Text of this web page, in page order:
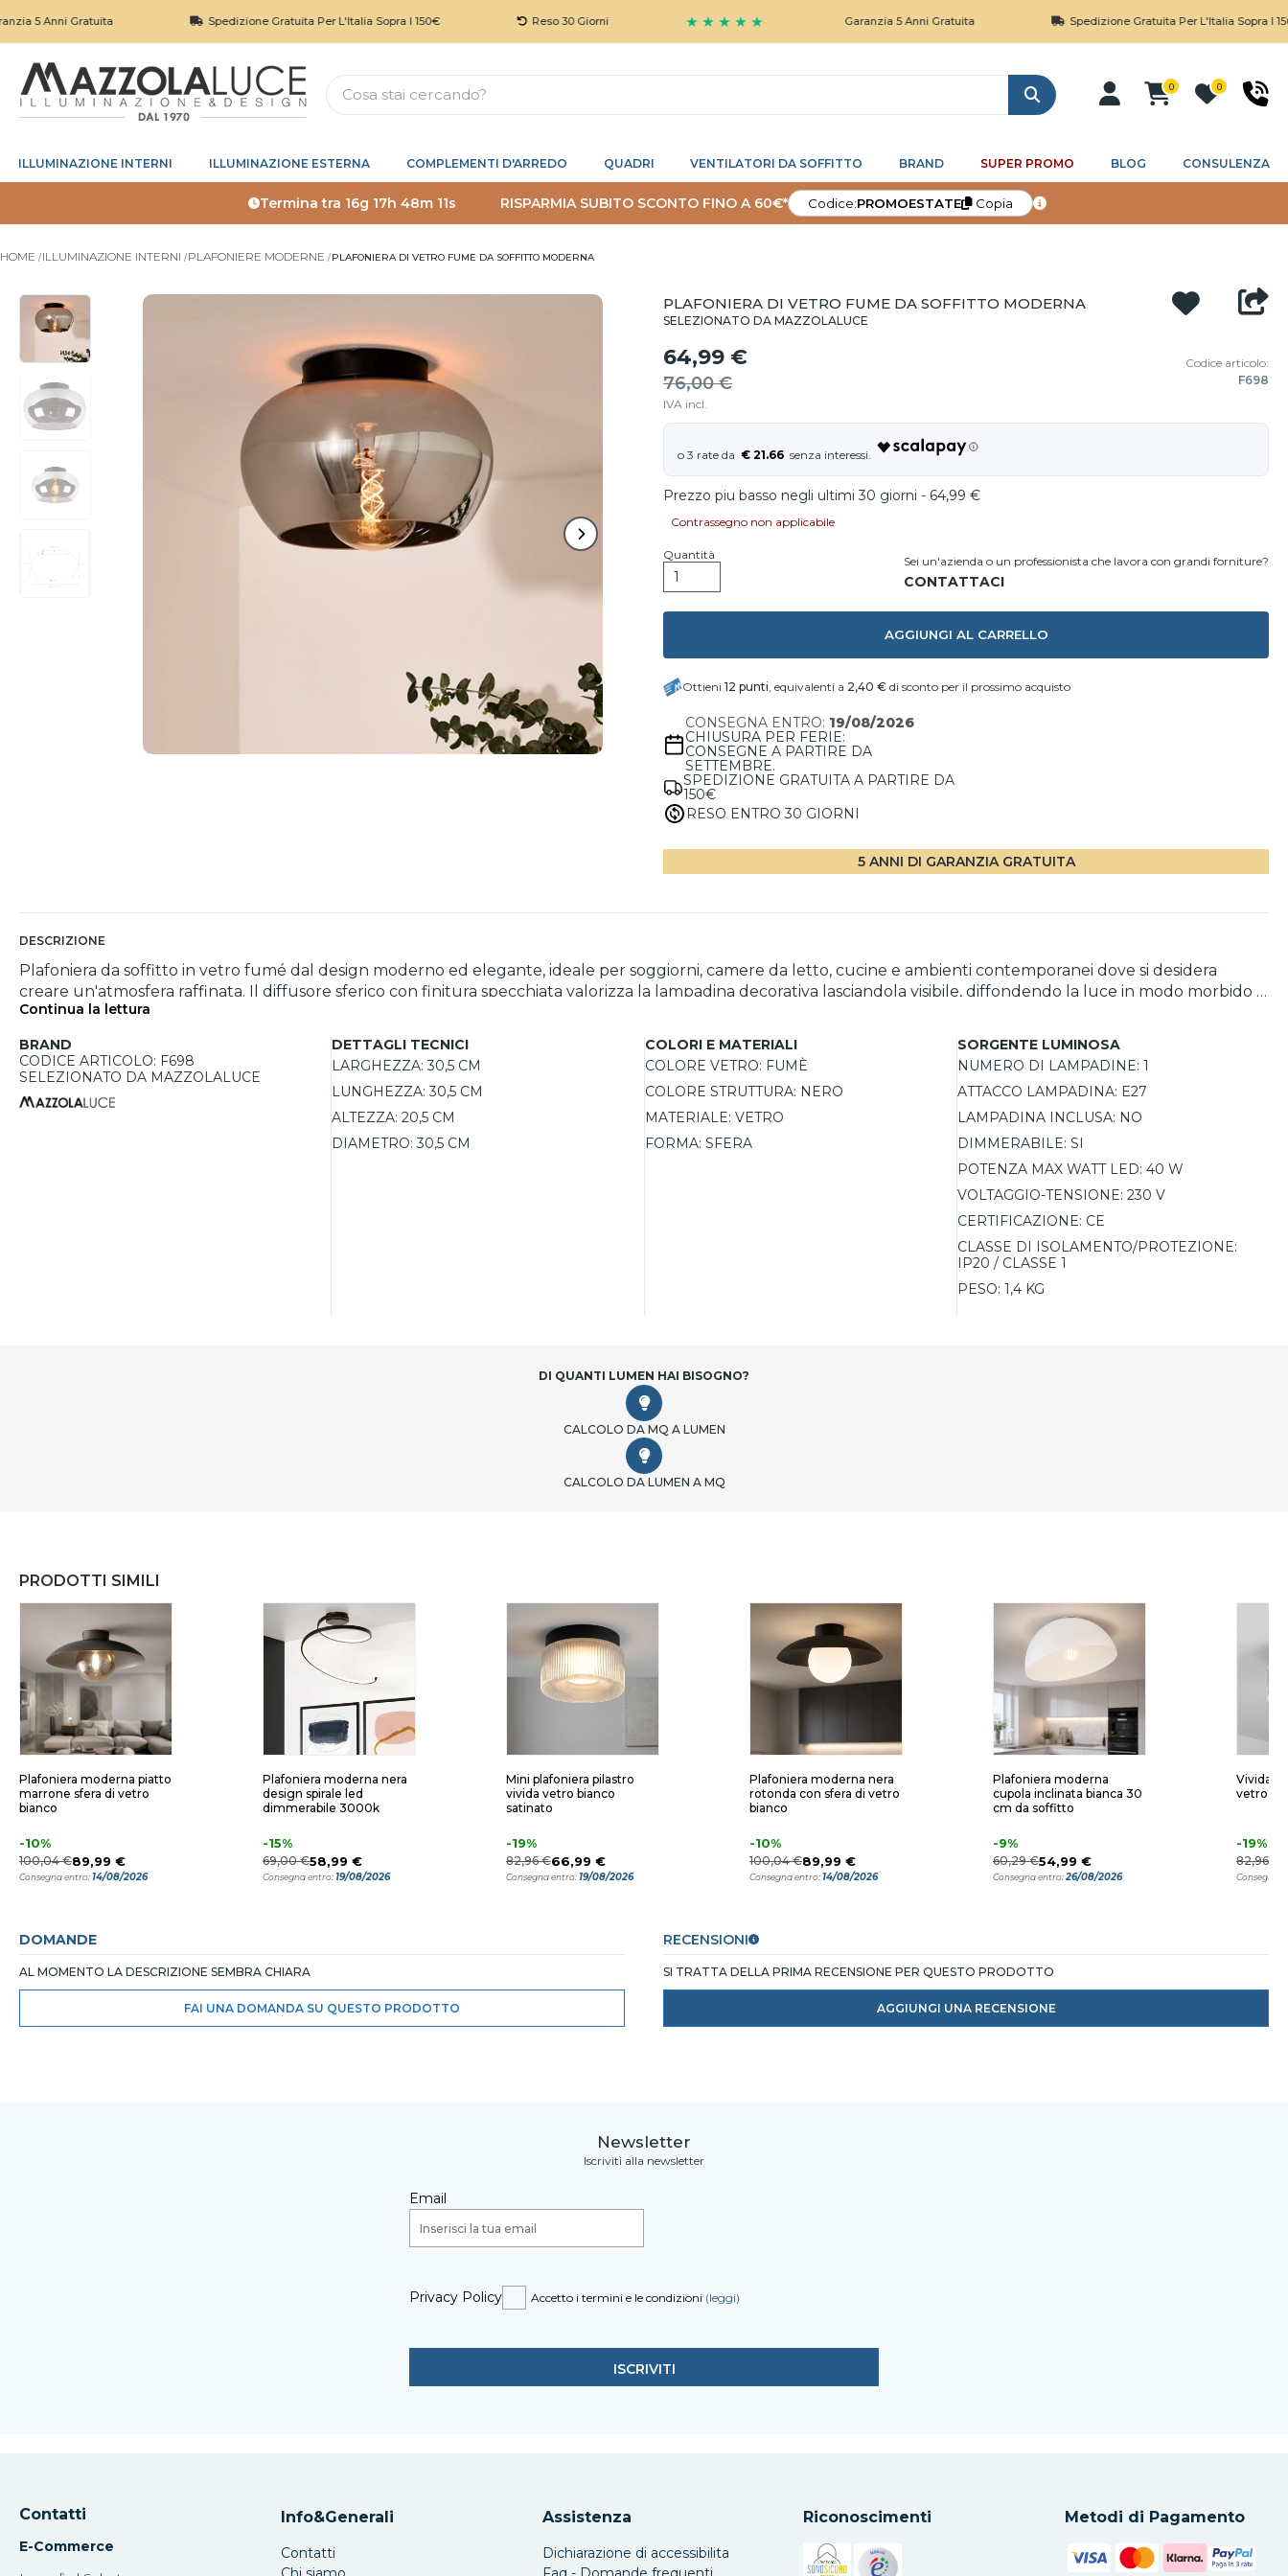
Gratuita Spedizione Gratuita Per L'Italia Sopra I 150€ Reso 30 Giorni ★ ★ ★ ★ ★ Garanzia 5 Anni Gratuita Spedizione Gratuita Per L'Italia Sopra I 150€
Cerca
0 0
ILLUMINAZIONE INTERNI ILLUMINAZIONE ESTERNA COMPLEMENTI D'ARREDO QUADRI VENTILATORI DA SOFFITTO BRAND SUPER PROMO BLOG CONSULENZA
Termina tra 16g 17h 48m 10s RISPARMIA SUBITO SCONTO FINO A 60€* Codice:PROMOESTATE Copia
HOME ILLUMINAZIONE INTERNI PLAFONIERE MODERNE PLAFONIERA DI VETRO FUME DA SOFFITTO MODERNA
PLAFONIERA DI VETRO FUME DA SOFFITTO MODERNA
SELEZIONATO DA MAZZOLALUCE
64,99 €
76,00 €
IVA incl.
Codice articolo:
F698
€ 21.66
Prezzo piu basso negli ultimi 30 giorni - 64,99 €
Contrassegno non applicabile
Quantità Sei un'azienda o un professionista che lavora con grandi forniture?
AGGIUNGI AL CARRELLO
Ottieni 12 punti, equivalenti a 2,40 € di sconto per il prossimo acquisto
CONSEGNA ENTRO: 19/08/2026
CHIUSURA PER FERIE:
CONSEGNE A PARTIRE DA
SETTEMBRE.
SPEDIZIONE GRATUITA A PARTIRE DA
150€
RESO ENTRO 30 GIORNI
5 ANNI DI GARANZIA GRATUITA
DESCRIZIONE
Plafoniera da soffitto in vetro fumé dal design moderno ed elegante, ideale per soggiorni, camere da letto, cucine e ambienti contemporanei dove si desidera
creare un'atmosfera raffinata. Il diffusore sferico con finitura specchiata valorizza la lampadina decorativa lasciandola visibile, diffondendo la luce in modo morbido e
uniforme. Compatibile con sorgenti LED E27 fino a 40W, può essere collegata a un dimmer per regolare facilmente l'intensità luminosa e personalizzare il comfort
Continua la lettura
BRAND
CODICE ARTICOLO: F698
SELEZIONATO DA MAZZOLALUCE
DETTAGLI TECNICI
LARGHEZZA: 30,5 CM
LUNGHEZZA: 30,5 CM
ALTEZZA: 20,5 CM
DIAMETRO: 30,5 CM
COLORI E MATERIALI
COLORE VETRO: FUMÈ
COLORE STRUTTURA: NERO
MATERIALE: VETRO
FORMA: SFERA
SORGENTE LUMINOSA
NUMERO DI LAMPADINE: 1
ATTACCO LAMPADINA: E27
LAMPADINA INCLUSA: NO
DIMMERABILE: SI
POTENZA MAX WATT LED: 40 W
VOLTAGGIO-TENSIONE: 230 V
CERTIFICAZIONE: CE
CLASSE DI ISOLAMENTO/PROTEZIONE:
IP20 / CLASSE 1
PESO: 1,4 KG
DI QUANTI LUMEN HAI BISOGNO?
CALCOLO DA MQ A LUMEN
CALCOLO DA LUMEN A MQ
PRODOTTI SIMILI
Plafoniera moderna piatto
marrone sfera di vetro
bianco
-10%
100,04 €89,99 €
Consegna entro:14/08/2026
Plafoniera moderna nera
design spirale led
dimmerabile 3000k
-15%
69,00 €58,99 €
Consegna entro:19/08/2026
Mini plafoniera pilastro
vivida vetro bianco
satinato
-19%
82,96 €66,99 €
Consegna entro:19/08/2026
Plafoniera moderna nera
rotonda con sfera di vetro
bianco
-10%
100,04 €89,99 €
Consegna entro:14/08/2026
Plafoniera moderna
cupola inclinata bianca 30
cm da soffitto
-9%
60,29 €54,99 €
Consegna entro:26/08/2026
Vivida
vetro
-19%
82,96 €
Consegna
DOMANDE
AL MOMENTO LA DESCRIZIONE SEMBRA CHIARA
FAI UNA DOMANDA SU QUESTO PRODOTTO
RECENSIONI
SI TRATTA DELLA PRIMA RECENSIONE PER QUESTO PRODOTTO
AGGIUNGI UNA RECENSIONE
Newsletter
Iscriviti alla newsletter
Email
Privacy Policy Accetto i termini e le condizioni (leggi)
Contatti
E-Commerce
Info&Generali
Contatti
Assistenza
Dichiarazione di accessibilita
Riconoscimenti Metodi di Pagamento